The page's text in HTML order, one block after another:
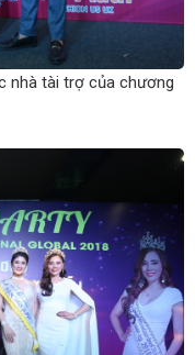
nhà tài trợ của chương